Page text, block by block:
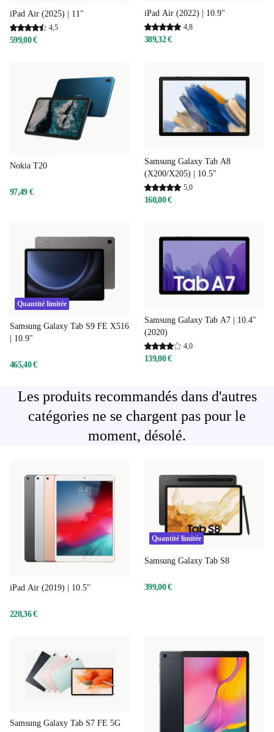
iPad Air (2025) | 11"
4,5
599,00 €
iPad Air (2022) | 10.9"
4,8
389,32 €
Nokia T20
97,49 €
Samsung Galaxy Tab A8
(X200/X205) | 10.5"
5,0
160,00 €
Quantité limitée
Samsung Galaxy Tab S9 FE X516
| 10.9"
465,40 €
Samsung Galaxy Tab A7 | 10.4"
(2020)
4,0
139,00 €
Les produits recommandés dans d'autres
catégories ne se chargent pas pour le
moment, désolé.
iPad Air (2019) | 10.5"
220,36 €
Quantité limitée
Samsung Galaxy Tab S8
399,00 €
Samsung Galaxy Tab S7 FE 5G